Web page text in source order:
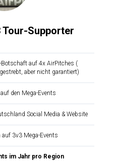
Supporter
Botschaft auf 4x AirPitches (
aber nicht garantiert)
den Mega-Events
Social Media & Website
3v3 Mega-Events
im Jahr pro Region